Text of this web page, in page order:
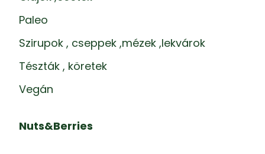
Paleo
Szirupok , cseppek ,mézek ,lekvárok
Tészták , köretek
Vegán
Nuts&Berries